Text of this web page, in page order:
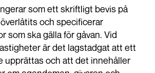
som ett skriftligt bevis på
och specificerar
som ska gälla för gåvan. Vid
är det lagstadgat att ett
upprättas och att det innehåller